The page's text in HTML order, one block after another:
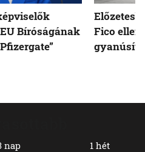
nap 1 hét
Bíróságának
Fico